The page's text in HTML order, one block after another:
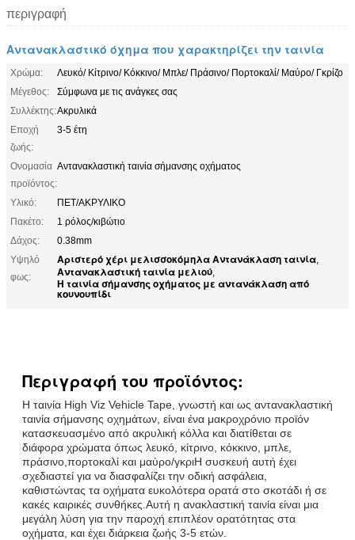
περιγραφή
Αντανακλαστικό όχημα που χαρακτηρίζει την ταινία
Χρώμα:
Λευκό/ Κίτρινο/ Κόκκινο/ Μπλε/ Πράσινο/ Πορτοκαλί/ Μαύρο/ Γκρίζο
Μέγεθος:
Σύμφωνα με τις ανάγκες σας
Συλλέκτης:Ακρυλικά
Εποχή
ζωής:
3-5 έτη
Ονομασία
προϊόντος:
Αντανακλαστική ταινία σήμανσης οχήματος
Υλικό:
ΠΕΤ/ΑΚΡΥΛΙΚΟ
Πακέτο:
1 ρόλος/κιβώτιο
Δάχος:
0.38mm
Υψηλό
φως:
Αριστερό χέρι μελισσοκόμηλα Αντανάκλαση ταινία,
Αντανακλαστική ταινία μελιού,
Η ταινία σήμανσης οχήματος με αντανάκλαση από
κουνουπίδι
Περιγραφή του προϊόντος:
Η ταινία High Viz Vehicle Tape, γνωστή και ως αντανακλαστική
ταινία σήμανσης οχημάτων, είναι ένα μακροχρόνιο προϊόν
κατασκευασμένο από ακρυλική κόλλα και διατίθεται σε
διάφορα χρώματα όπως λευκό, κίτρινο, κόκκινο, μπλε,
πράσινο,πορτοκαλί και μαύρο/γκριΗ συσκευή αυτή έχει
σχεδιαστεί για να διασφαλίζει την οδική ασφάλεια,
καθιστώντας τα οχήματα ευκολότερα ορατά στο σκοτάδι ή σε
κακές καιρικές συνθήκες.Αυτή η ανακλαστική ταινία είναι μια
μεγάλη λύση για την παροχή επιπλέον ορατότητας στα
οχήματα, και έχει διάρκεια ζωής 3-5 ετών.